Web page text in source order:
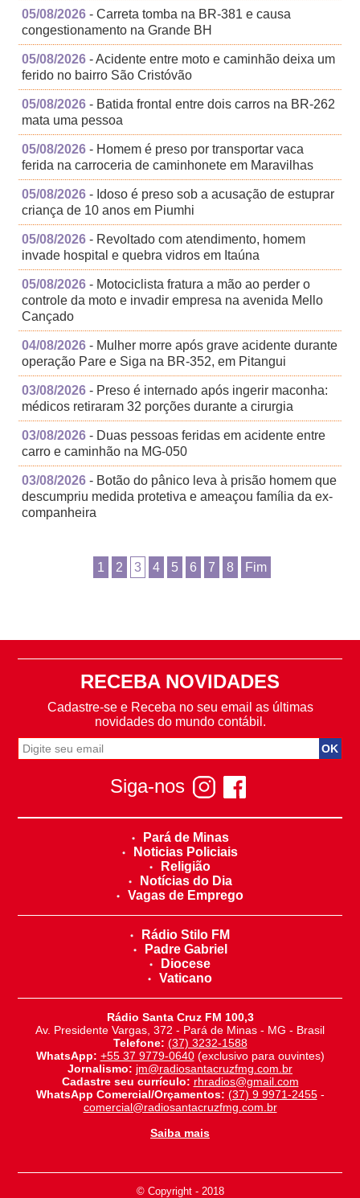
05/08/2026 - Carreta tomba na BR-381 e causa
congestionamento na Grande BH
05/08/2026 - Acidente entre moto e caminhão deixa um
ferido no bairro São Cristóvão
05/08/2026 - Batida frontal entre dois carros na BR-262
mata uma pessoa
05/08/2026 - Homem é preso por transportar vaca
ferida na carroceria de caminhonete em Maravilhas
05/08/2026 - Idoso é preso sob a acusação de estuprar
criança de 10 anos em Piumhi
05/08/2026 - Revoltado com atendimento, homem
invade hospital e quebra vidros em Itaúna
05/08/2026 - Motociclista fratura a mão ao perder o
controle da moto e invadir empresa na avenida Mello
Cançado
04/08/2026 - Mulher morre após grave acidente durante
operação Pare e Siga na BR-352, em Pitangui
03/08/2026 - Preso é internado após ingerir maconha:
médicos retiraram 32 porções durante a cirurgia
03/08/2026 - Duas pessoas feridas em acidente entre
carro e caminhão na MG-050
03/08/2026 - Botão do pânico leva à prisão homem que
descumpriu medida protetiva e ameaçou família da ex-
companheira
1 2 3 4 5 6 7 8 Fim
RECEBA NOVIDADES
Cadastre-se e Receba no seu email as últimas
novidades do mundo contábil.
Siga-nos
Pará de Minas
Noticias Policiais
Religião
Notícias do Dia
Vagas de Emprego
Rádio Stilo FM
Padre Gabriel
Diocese
Vaticano
Rádio Santa Cruz FM 100,3
Av. Presidente Vargas, 372 - Pará de Minas - MG - Brasil
Telefone: (37) 3232-1588
WhatsApp: +55 37 9779-0640(exclusivo para ouvintes)
Jornalismo: jm@radiosantacruzfmg.com.br
Cadastre seu currículo: rhradios@gmail.com
WhatsApp Comercial/Orçamentos: (37) 9 9971-2455-
comercial@radiosantacruzfmg.com.br
Saiba mais
© Copyright - 2018